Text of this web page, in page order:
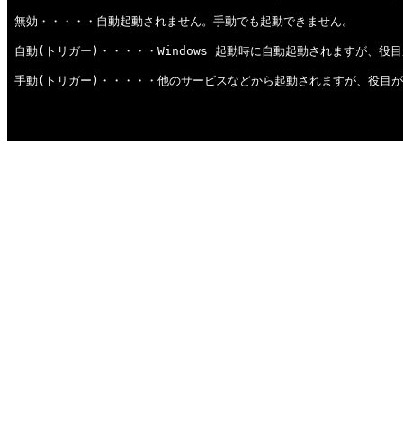
無効・・・・・自動起動されません。手動でも起動できません。
自動(トリガー)・・・・・Windows 起動時に自動起動されますが、役
手動(トリガー)・・・・・他のサービスなどから起動されますが、役目